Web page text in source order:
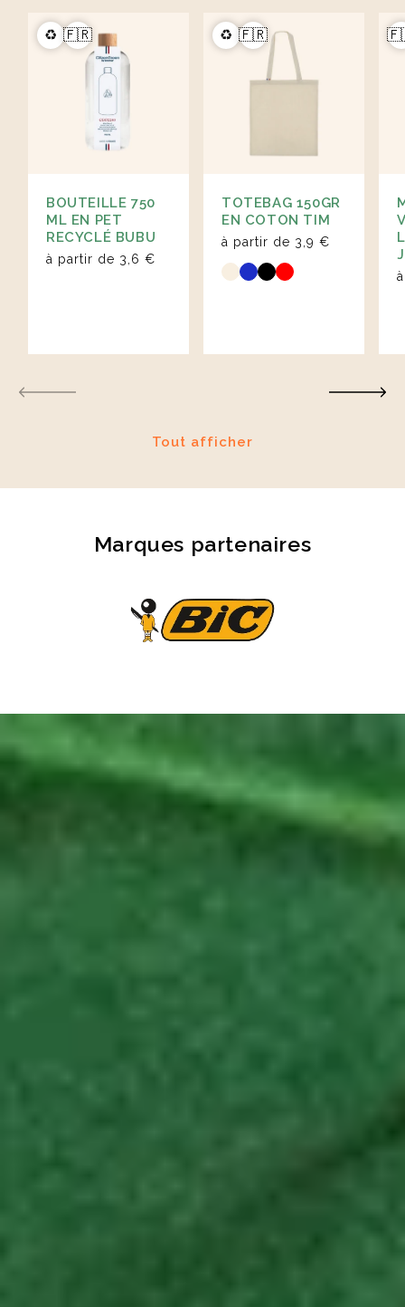
♻️ 🇫🇷
BOUTEILLE 750
ML EN PET
RECYCLÉ BUBU
à partir de 3,6 €
♻️ 🇫🇷
TOTEBAG 150GR
EN COTON TIM
à partir de 3,9 €
Tout afficher
Marques partenaires